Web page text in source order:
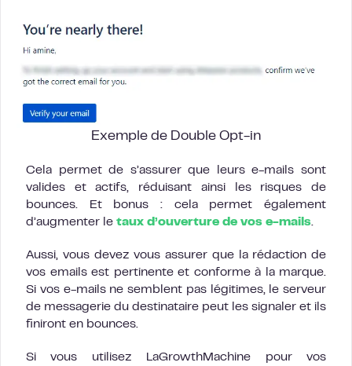
Exemple de Double Opt-in
Cela permet de s’assurer que leurs e-mails sont
valides et actifs, réduisant ainsi les risques de
bounces. Et bonus : cela permet également
d’augmenter le taux d’ouverture de vos e-mails.
Aussi, vous devez vous assurer que la rédaction de
vos emails est pertinente et conforme à la marque.
Si vos e-mails ne semblent pas légitimes, le serveur
de messagerie du destinataire peut les signaler et ils
finiront en bounces.
Si vous utilisez LaGrowthMachine pour vos